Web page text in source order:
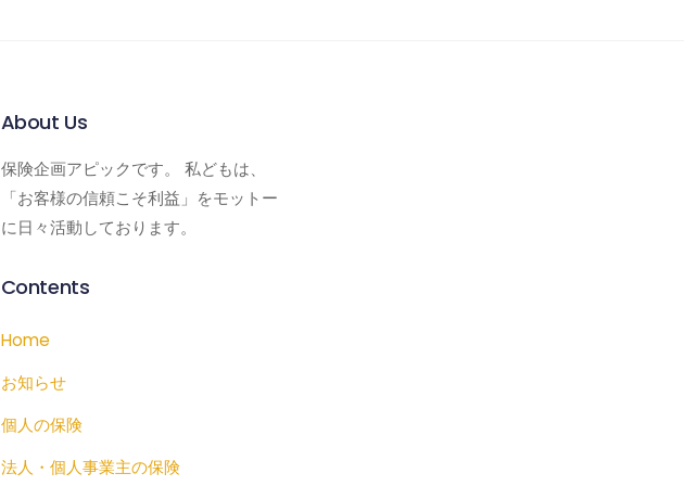
About Us
保険企画アピックです。 私どもは、
「お客様の信頼こそ利益」をモットー
に日々活動しております。
Contents
Home
お知らせ
個人の保険
法人・個人事業主の保険